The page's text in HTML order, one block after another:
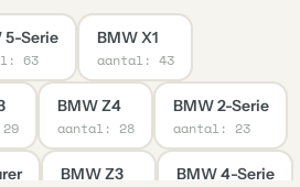
5-Serie
63
BMW X1
aantal: 43
BMW Z4
aantal: 28
BMW 2-Serie
aantal: 23
BMW Z3 BMW 4-Serie